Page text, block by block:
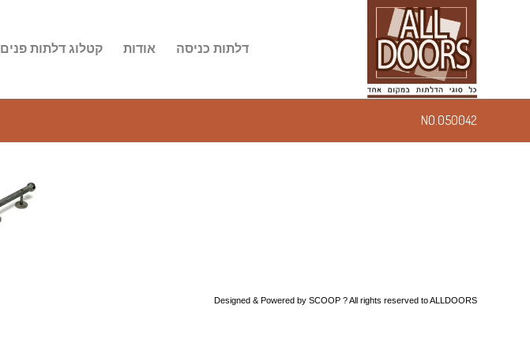
דלתות כניסה אודות קטלוג דלתות פנים
NO.050042
Designed & Powered by SCOOP ? All rights reserved to ALLDOORS